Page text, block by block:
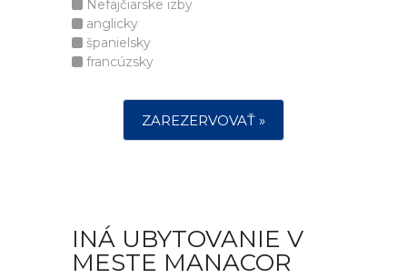
Nefajčiarske izby
anglicky
španielsky
francúzsky
ZAREZERVOVAŤ »
INÁ UBYTOVANIE V
MESTE MANACOR